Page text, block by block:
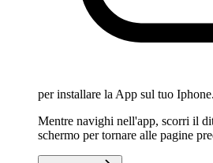
per installare la App sul tuo Iphone.
Mentre navighi nell'app, scorri il
schermo per tornare alle pagine